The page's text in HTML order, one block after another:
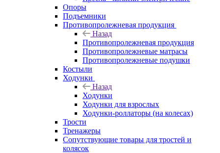
Опоры
Подъемники
Противопролежневая продукция
Назад
Противопролежневая продукция
Противопролежневые матрасы
Противопролежневые подушки
Костыли
Ходунки
Назад
Ходунки
Ходунки для взрослых
Ходунки-роллаторы (на колесах)
Трости
Тренажеры
Сопутствующие товары для тростей и
колясок